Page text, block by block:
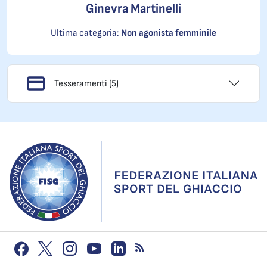
Ginevra Martinelli
Ultima categoria: Non agonista femminile
Tesseramenti (5)